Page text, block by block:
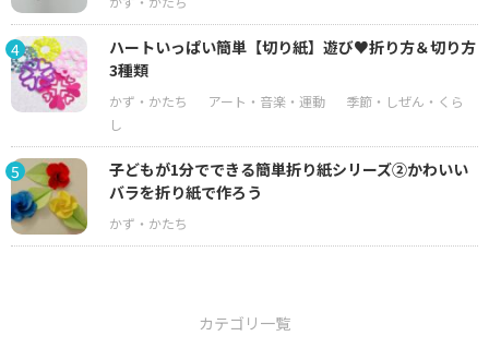
4
ハートいっぱい簡単【切り紙】遊び♥折り方＆切り方
3種類
5
子どもが1分でできる簡単折り紙シリーズ②かわいい
バラを折り紙で作ろう
カテゴリ一覧